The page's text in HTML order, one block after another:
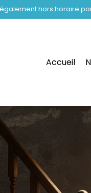
hors horaire
Accueil